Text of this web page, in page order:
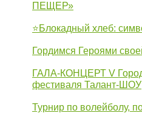
ПЕЩЕР»
⭐Блокадный хлеб:
Гордимся Героями
ГАЛА-КОНЦЕРТ V
фестиваля Талант-ШОУ
Турнир по волейболу,